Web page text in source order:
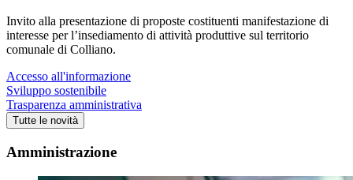
Invito alla presentazione di proposte costituenti manifestazione di
interesse per l’insediamento di attività produttive sul territorio
comunale di Colliano.
Accesso all'informazione
Sviluppo sostenibile
Trasparenza amministrativa
Tutte le novità
Amministrazione